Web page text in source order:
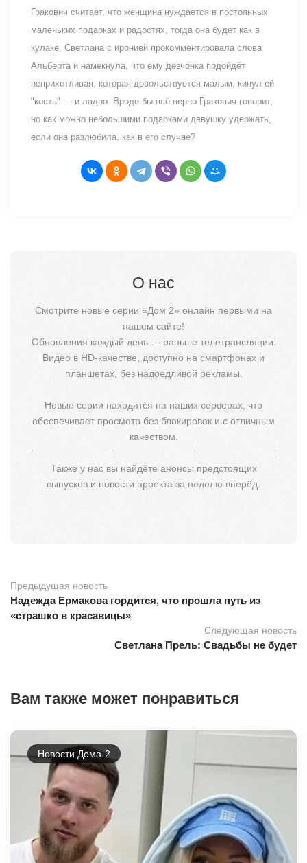
Гракович считает, что женщина нуждается в постоянных
маленьких подарках и радостях, тогда она будет как в
кулаке. Светлана с иронией прокомментировала слова
Альберта и намекнула, что ему девчонка подойдёт
неприхотливая, которая довольствуется малым, кинул ей
"кость" — и ладно. Вроде бы всё верно Гракович говорит,
но как можно небольшими подарками девушку удержать,
если она разлюбила, как в его случае?
О нас
Смотрите новые серии «Дом 2» онлайн первыми на
нашем сайте!
Обновления каждый день — раньше телетрансляции.
Видео в HD-качестве, доступно на смартфонах и
планшетах, без надоедливой рекламы.
Новые серии находятся на наших серверах, что
обеспечивает просмотр без блокировок и с отличным
качеством.
Также у нас вы найдёте анонсы предстоящих
выпусков и новости проекта за неделю вперёд.
Предыдущая новость
Надежда Ермакова гордится, что прошла путь из
«страшко в красавицы»
Следующая новость
Светлана Прель: Свадьбы не будет
Вам также может понравиться
Новости Дома-2